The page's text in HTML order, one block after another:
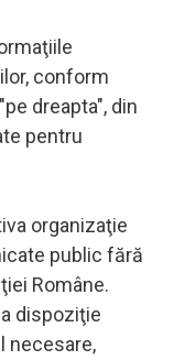
conform
dreapta", din
pentru
organizaţie
public fără
Române.
dispoziţie
necesare,